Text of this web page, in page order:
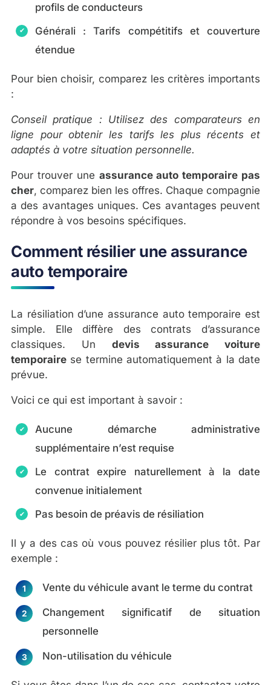
profils de conducteurs
Générali : Tarifs compétitifs et couverture
étendue
Pour bien choisir, comparez les critères importants
:
Conseil pratique : Utilisez des comparateurs en
ligne pour obtenir les tarifs les plus récents et
adaptés à votre situation personnelle.
Pour trouver une assurance auto temporaire pas
cher, comparez bien les offres. Chaque compagnie
a des avantages uniques. Ces avantages peuvent
répondre à vos besoins spécifiques.
Comment résilier une assurance
auto temporaire
La résiliation d’une assurance auto temporaire est
simple. Elle diffère des contrats d’assurance
classiques. Un devis assurance voiture
temporaire se termine automatiquement à la date
prévue.
Voici ce qui est important à savoir :
Aucune démarche administrative
supplémentaire n’est requise
Le contrat expire naturellement à la date
convenue initialement
Pas besoin de préavis de résiliation
Il y a des cas où vous pouvez résilier plus tôt. Par
exemple :
Vente du véhicule avant le terme du contrat
Changement significatif de situation
personnelle
Non-utilisation du véhicule